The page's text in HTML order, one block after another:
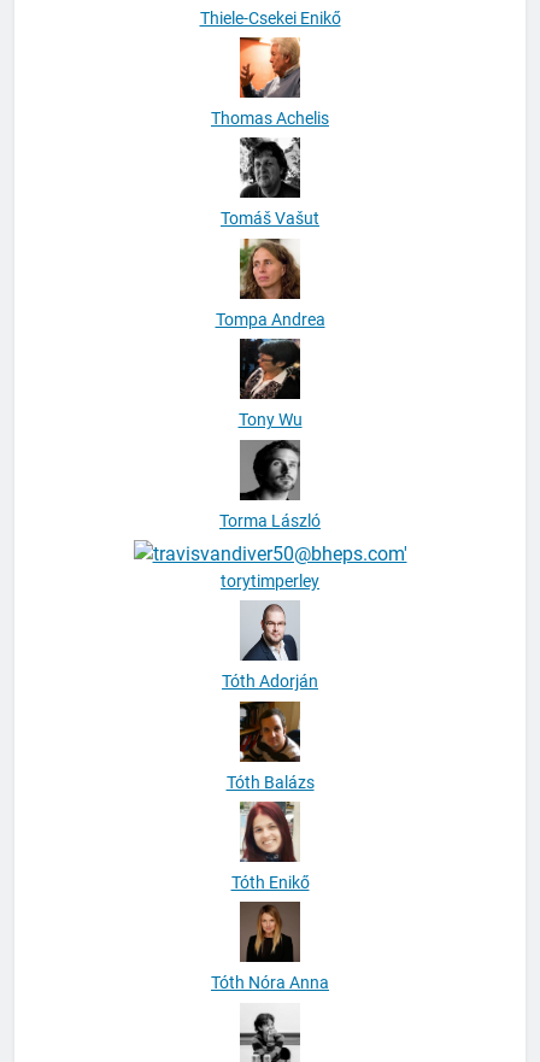
Thiele-Csekei Enikő
Thomas Achelis
Tomáš Vašut
Tompa Andrea
Tony Wu
Torma László
torytimperley
Tóth Adorján
Tóth Balázs
Tóth Enikő
Tóth Nóra Anna